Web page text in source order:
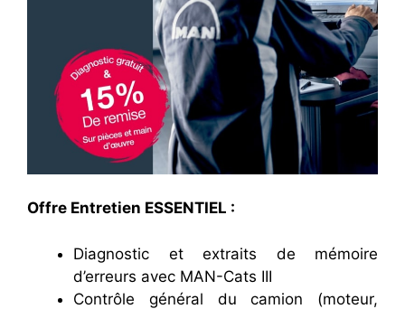
Offre Entretien ESSENTIEL :
Diagnostic et extraits de mémoire
d’erreurs avec MAN-Cats III
Contrôle général du camion (moteur,